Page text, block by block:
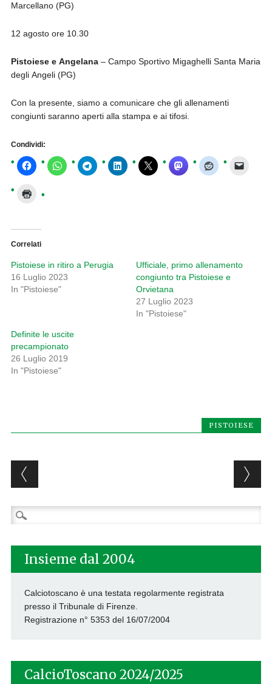
Marcellano (PG)
12 agosto ore 10.30
Pistoiese e Angelana– Campo Sportivo Migaghelli Santa Maria
degli Angeli (PG)
Con la presente, siamo a comunicare che gli allenamenti
congiunti saranno aperti alla stampa e ai tifosi.
Condividi:
Correlati
Pistoiese in ritiro a Perugia
16 Luglio 2023
In "Pistoiese"
Ufficiale, primo allenamento
congiunto tra Pistoiese e
Orvietana
27 Luglio 2023
In "Pistoiese"
Definite le uscite
precampionato
26 Luglio 2019
In "Pistoiese"
PISTOIESE
Post navigation
Ricerca
per:
Insieme dal 2004
Calciotoscano è una testata regolarmente registrata
presso il Tribunale di Firenze.
Registrazione n° 5353 del 16/07/2004
CalcioToscano 2024/2025